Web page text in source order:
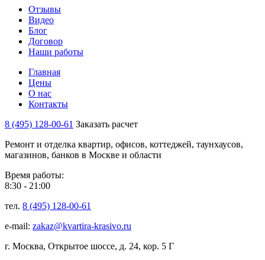
Отзывы
Видео
Блог
Договор
Наши работы
Главная
Цены
О нас
Контакты
8 (495) 128-00-61 Заказать расчет
Ремонт и отделка квартир, офисов, коттеджей, таунхаусов,
магазинов, банков в Москве и области
Время работы:
8:30 - 21:00
тел. 8 (495) 128-00-61
e-mail: zakaz@kvartira-krasivo.ru
г. Москва, Открытое шоссе, д. 24, кор. 5 Г